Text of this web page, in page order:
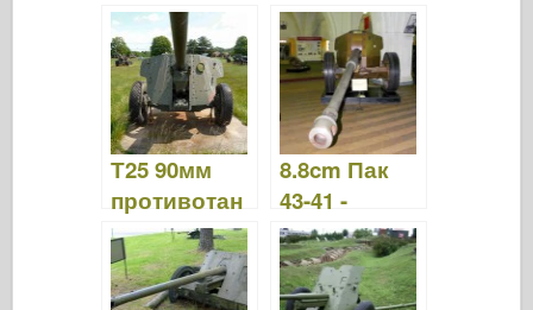
Прогулка
вокруг
фунтовый -
Прогулка
вокруг
Т25 90мм
противотан
ковые
пушки -
WalkAround
8.8cm Пак
43-41 -
Прогулка
вокруг